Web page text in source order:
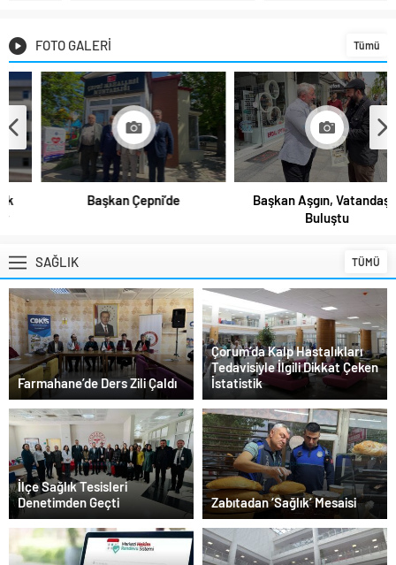
FOTO GALERİ Tümü
Başkan Çepni’de
Başkan Aşgın, Vatandaşla
Buluştu
SAĞLIK TÜMÜ
Farmahane’de Ders Zili Çaldı
Çorum’da Kalp Hastalıkları
Tedavisiyle İlgili Dikkat Çeken
İstatistik
İlçe Sağlık Tesisleri
Denetimden Geçti
Zabıtadan ‘Sağlık’ Mesaisi